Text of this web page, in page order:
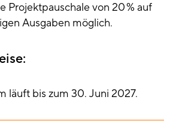
Projektpauschale von 20 % auf
Ausgaben möglich.
läuft bis zum 30. Juni 2027.